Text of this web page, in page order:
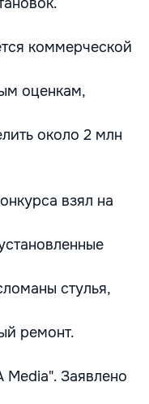
коммерческой
оценкам,
около 2 млн
взял на
стулья,
ремонт.
Media". Заявлено